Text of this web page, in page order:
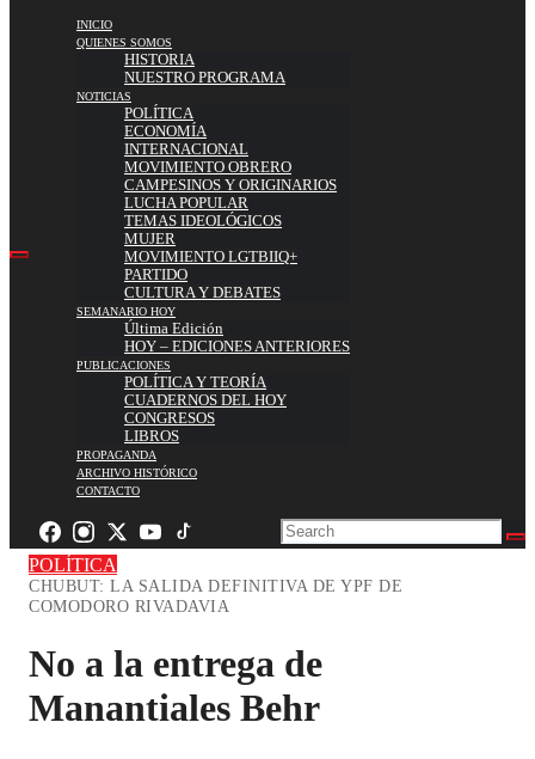
INICIO
QUIENES SOMOS
HISTORIA
NUESTRO PROGRAMA
NOTICIAS
POLÍTICA
ECONOMÍA
INTERNACIONAL
MOVIMIENTO OBRERO
CAMPESINOS Y ORIGINARIOS
LUCHA POPULAR
TEMAS IDEOLÓGICOS
MUJER
MOVIMIENTO LGTBIIQ+
PARTIDO
CULTURA Y DEBATES
SEMANARIO HOY
Última Edición
HOY – EDICIONES ANTERIORES
PUBLICACIONES
POLÍTICA Y TEORÍA
CUADERNOS DEL HOY
CONGRESOS
LIBROS
PROPAGANDA
ARCHIVO HISTÓRICO
CONTACTO
POLÍTICA
CHUBUT: LA SALIDA DEFINITIVA DE YPF DE
COMODORO RIVADAVIA
No a la entrega de
Manantiales Behr